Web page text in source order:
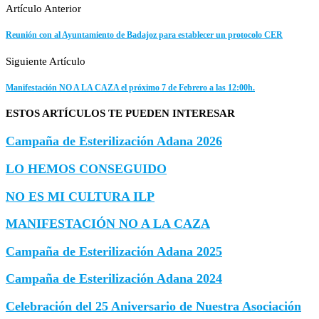
Artículo Anterior
Reunión con al Ayuntamiento de Badajoz para establecer un protocolo CER
Siguiente Artículo
Manifestación NO A LA CAZA el próximo 7 de Febrero a las 12:00h.
ESTOS ARTÍCULOS TE PUEDEN INTERESAR
Campaña de Esterilización Adana 2026
LO HEMOS CONSEGUIDO
NO ES MI CULTURA ILP
MANIFESTACIÓN NO A LA CAZA
Campaña de Esterilización Adana 2025
Campaña de Esterilización Adana 2024
Celebración del 25 Aniversario de Nuestra Asociación